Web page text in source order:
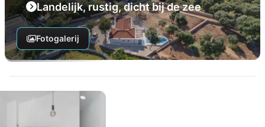
Landelijk, rustig, dicht bij de zee
Fotogalerij